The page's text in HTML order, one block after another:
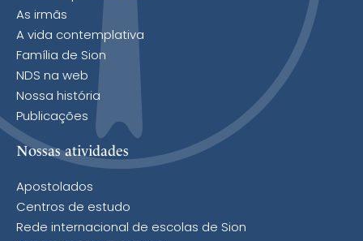
As irmãs
A vida contemplativa
Família de Sion
NDS na web
Nossa história
Publicações
Nossas atividades
Apostolados
Centros de estudo
Rede internacional de escolas de Sion